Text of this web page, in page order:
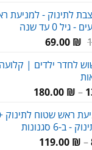
היה:
80.00 ₪.
הוא:
59.00 ₪.
לתינוק - למניעת
0 עד שנה
המחיר
היה:
120.00 ₪.
69.00 ₪
המחיר
הוא:
–
180.00 ₪
עד
ראש שטוח
ב-6 סגנונות
–
119.00 ₪